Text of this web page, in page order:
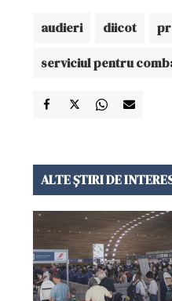
audieri diicot
serviciul pentru
ALTE ȘTIRI DE